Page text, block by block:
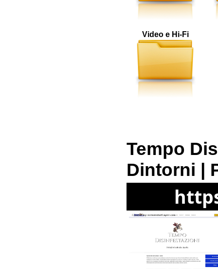
Video e Hi-Fi
Tempo
Dintorni |